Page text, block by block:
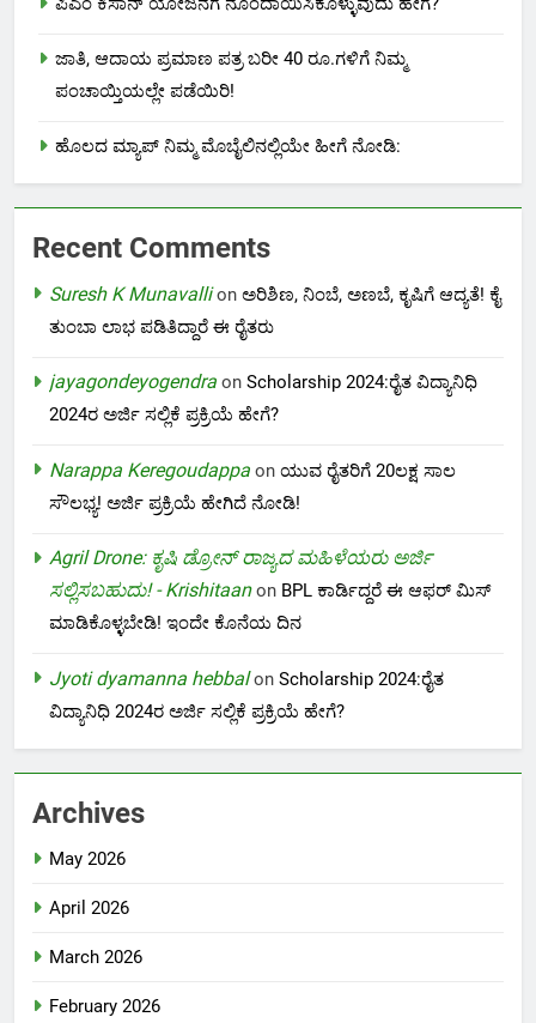
ಜಾತಿ, ಆದಾಯ ಪ್ರಮಾಣ ಪತ್ರ ಬರೀ 40 ರೂ.ಗಳಿಗೆ ನಿಮ್ಮ
ಪಂಚಾಯ್ತಿಯಲ್ಲೇ ಪಡೆಯಿರಿ!
ಹೊಲದ ಮ್ಯಾಪ್ ನಿಮ್ಮ ಮೊಬೈಲಿನಲ್ಲಿಯೇ ಹೀಗೆ ನೋಡಿ:
Recent Comments
Suresh K Munavallion ಅರಿಶಿಣ, ನಿಂಬೆ, ಅಣಬೆ, ಕೃಷಿಗೆ ಆದ್ಯತೆ! ಕೈ
ತುಂಬಾ ಲಾಭ ಪಡಿತಿದ್ದಾರೆ ಈ ರೈತರು
jayagondeyogendra on Scholarship 2024:ರೈತ ವಿದ್ಯಾನಿಧಿ
2024ರ ಅರ್ಜಿ ಸಲ್ಲಿಕೆ ಪ್ರಕ್ರಿಯೆ ಹೇಗೆ?
Narappa Keregoudappa on ಯುವ ರೈತರಿಗೆ 20ಲಕ್ಷ ಸಾಲ
ಸೌಲಭ್ಯ! ಅರ್ಜಿ ಪ್ರಕ್ರಿಯೆ ಹೇಗಿದೆ ನೋಡಿ!
Agril Drone: ಕೃಷಿ ಡ್ರೋನ್ ರಾಜ್ಯದ ಮಹಿಳೆಯರು ಅರ್ಜಿ
ಸಲ್ಲಿಸಬಹುದು! - Krishitaanon BPL ಕಾರ್ಡಿದ್ದರೆ ಈ ಆಫರ್ ಮಿಸ್
ಮಾಡಿಕೊಳ್ಳಬೇಡಿ! ಇಂದೇ ಕೊನೆಯ ದಿನ
Jyoti dyamanna hebbalon Scholarship 2024:ರೈತ
ವಿದ್ಯಾನಿಧಿ 2024ರ ಅರ್ಜಿ ಸಲ್ಲಿಕೆ ಪ್ರಕ್ರಿಯೆ ಹೇಗೆ?
Archives
May 2026
April 2026
March 2026
February 2026